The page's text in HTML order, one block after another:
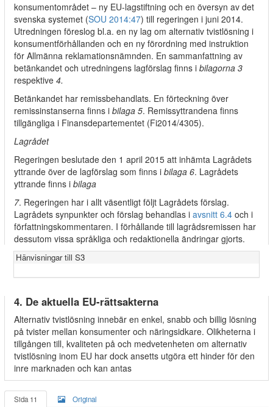
konsumentområdet – ny EU-lagstiftning och en översyn av det
svenska systemet (SOU 2014:47) till regeringen i juni 2014.
Utredningen föreslog bl.a. en ny lag om alternativ tvistlösning i
konsumentförhållanden och en ny förordning med instruktion
för Allmänna reklamationsnämnden. En sammanfattning av
betänkandet och utredningens lagförslag finns i bilagorna 3
respektive 4.
Betänkandet har remissbehandlats. En förteckning över
remissinstanserna finns i bilaga 5. Remissyttrandena finns
tillgängliga i Finansdepartementet (Fi2014/4305).
Lagrådet
Regeringen beslutade den 1 april 2015 att inhämta Lagrådets
yttrande över de lagförslag som finns i bilaga 6. Lagrådets
yttrande finns i bilaga
7. Regeringen har i allt väsentligt följt Lagrådets förslag.
Lagrådets synpunkter och förslag behandlas i avsnitt 6.4 och i
författningskommentaren. I förhållande till lagrådsremissen har
dessutom vissa språkliga och redaktionella ändringar gjorts.
Hänvisningar till S3
4. De aktuella EU-rättsakterna
Alternativ tvistlösning innebär en enkel, snabb och billig lösning
på tvister mellan konsumenter och näringsidkare. Olikheterna i
tillgången till, kvaliteten på och medvetenheten om alternativ
tvistlösning inom EU har dock ansetts utgöra ett hinder för den
inre marknaden och kan antas
Sida 11 Original